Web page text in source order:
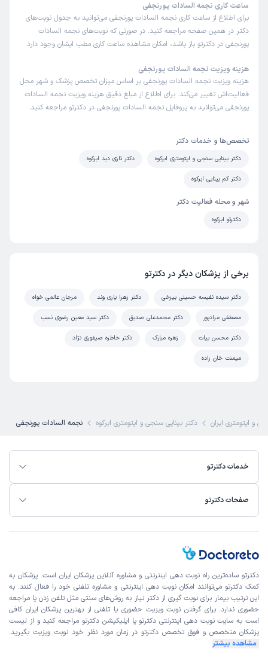
ساعت کاری نجمه السادات پورنجفی
برای اطلاع از ساعت کاری نجمه السادات پورنجفی می‌توانید به جدول نوبت‌های
دکتر در همین صفحه مراجعه کنید. در صورتی که نوبت‌های نجمه السادات
پورنجفی در دکترتو باز باشد، امکان مشاهده ساعت کاری مطب ایشان وجود دارد.
هزینه ویزیت نجمه السادات پورنجفی
هزینه ویزیت نجمه السادات پورنجفی بر اساس میزان تخصص پزشک و شهر محل
فعالیت‌اش تغییر می‌کند. برای اطلاع از مبلغ دقیق هزینه ویزیت نجمه السادات
پورنجفی می‌توانید به پروفایل نجمه السادات پورنجفی در دکترتو مراجعه کنید.
تخصص‌ها و خدمات دکتر
دکتر بینایی سنجی و اپتومتری ابرکوه دکتر تاری دید ابرکوه
دکتر کم بینایی ابرکوه
شهر و محله فعالیت دکتر
دکترتو ابرکوه
برخی از پزشکان دیگر در دکترتو
دکتر سیده نفیسه حسینی بیزخی دکتر زهرا یاری وند مرجان عالمی خواه
مصطفی مرادپور دکتر محمدعلی صدیق دکتر سید معین رضوی نسب
دکتر محسن بیات زهره مبارک دکتر خاطره صیفوری نژاد
میمنت خان زاده
و اپتومتری ایران دکتر بینایی سنجی و اپتومتری ابرکوه نجمه السادات پورنجفی
خدمات دکترتو
صفحات دکترتو
دکترتو ساده‌ترین راه نوبت‌ دهی اینترنتی و مشاوره آنلاین پزشکان ایران است. پزشکان به
کمک دکترتو می‌توانند امکان نوبت دهی اینترنتی و مشاوره تلفنی خود را فعال کنند. به
این ترتیب بیمار برای نوبت گیری از دکتر نیاز به روش‌های سنتی مثل تلفن زدن یا مراجعه
حضوری ندارد. برای گرفتن نوبت ویزیت حضوری یا تلفنی از بهترین پزشکان ایران کافی
است به سایت نوبت دهی اینترنتی دکترتو یا اپلیکیشن دکترتو مراجعه کنید و از لیست
پزشکان متخصص و فوق تخصص دکترتو در زمان مورد نظر خود نوبت ویزیت بگیرید.
مشاهده بیشتر